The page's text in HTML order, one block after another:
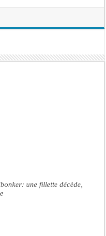
une fillette décède,